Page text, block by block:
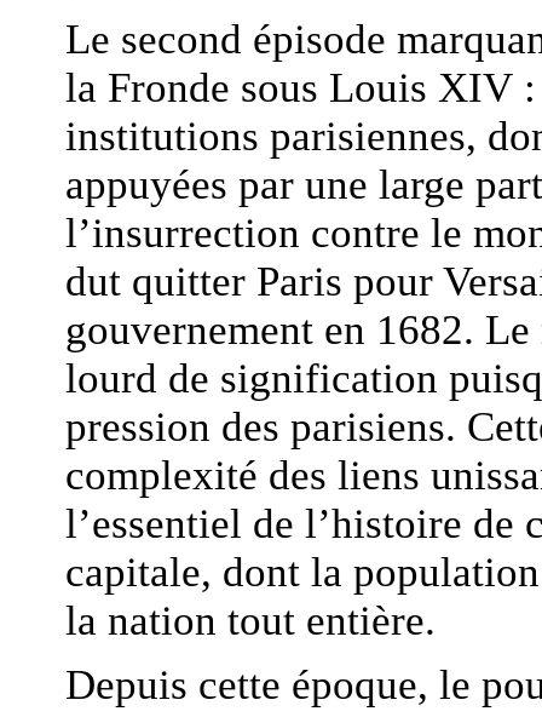
Le second épisode
la Fronde sous Louis XIV
institutions parisiennes,
appuyées par une large
l’insurrection contre le
dut quitter Paris pour
gouvernement en 1682.
lourd de signification
pression des parisiens.
complexité des liens
l’essentiel de l’histoire de
capitale, dont la
la nation tout entière.
Depuis cette époque, le